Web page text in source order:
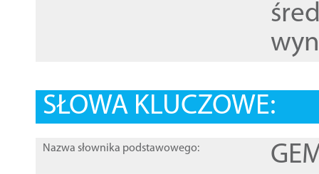
SŁOWA KLUCZOWE:
Nazwa słownika podstawowego: